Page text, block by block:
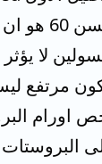
الطبيعي
لا
مرتفع
اورام
البروستات